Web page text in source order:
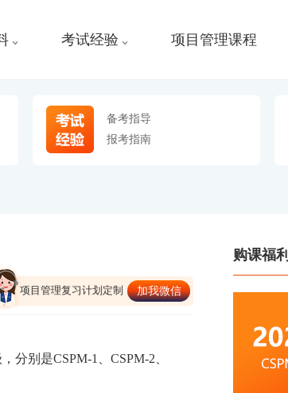
考试经验 项目管理课程
备考指导
报考指南
项目管理复习计划定制 加我微信
分别是CSPM-1、CSPM-2、
购课福利